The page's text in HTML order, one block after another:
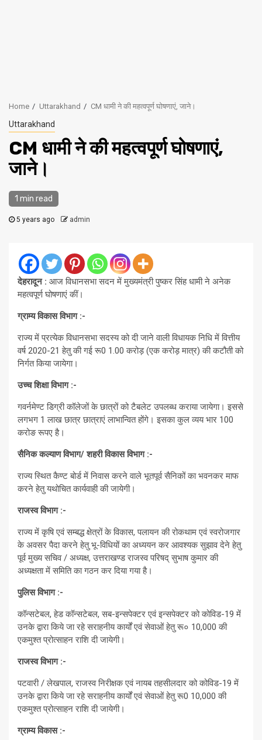
Home Uttarakhand CM धामी ने की महत्वपूर्ण घोषणाएं, जाने।
Uttarakhand
CM धामी ने की महत्वपूर्ण घोषणाएं,
जाने।
1 min read
5 years ago admin
देहरादून : आज विधानसभा सदन में मुख्यमंत्री पुष्कर सिंह धामी ने अनेक
महत्वपूर्ण घोषणाएं कीं।
ग्राम्य विकास विभाग :-
राज्य में प्रत्येक विधानसभा सदस्य को दी जाने वाली विधायक निधि में वित्तीय
वर्ष 2020-21 हेतु की गई रू0 1.00 करोड़ (एक करोड़ मात्र) की कटौती को
निर्गत किया जायेगा।
उच्च शिक्षा विभाग :-
गवर्नमेण्ट डिग्री कॉलेजों के छात्रों को टैबलेट उपलब्ध कराया जायेगा। इससे
लगभग 1 लाख छात्र छात्राएं लाभान्वित होंगे। इसका कुल व्यय भार 100
करोङ रूपए है।
सैनिक कल्याण विभाग/ शहरी विकास विभाग :-
राज्य स्थित कैण्ट बोर्ड में निवास करने वाले भूतपूर्व सैनिकों का भवनकर माफ
करने हेतु यथोचित कार्यवाही की जायेगी।
राजस्व विभाग :-
राज्य में कृषि एवं सम्बद्ध क्षेत्रों के विकास, पलायन की रोकथाम एवं स्वरोजगार
के अवसर पैदा करने हेतु भू-विधियों का अध्ययन कर आवश्यक सुझाव देने हेतु
पूर्व मुख्य सचिव / अध्यक्ष, उत्तराखण्ड राजस्व परिषद् सुभाष कुमार की
अध्यक्षता में समिति का गठन कर दिया गया है।
पुलिस विभाग :-
कॉन्सटेबल, हेड कॉन्सटेबल, सब-इन्सपेक्टर एवं इन्सपेक्टर को कोविड-19 में
उनके द्वारा किये जा रहे सराहनीय कार्यों एवं सेवाओं हेतु रू० 10,000 की
एकमुश्त प्रोत्साहन राशि दी जायेगी।
राजस्व विभाग :-
पटवारी / लेखपाल, राजस्व निरीक्षक एवं नायब तहसीलदार को कोविड-19 में
उनके द्वारा किये जा रहे सराहनीय कार्यों एवं सेवाओं हेतु रू0 10,000 की
एकमुश्त प्रोत्साहन राशि दी जायेगी।
ग्राम्य विकास :-